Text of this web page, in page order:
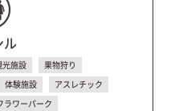
ル
光施設
果物狩り
体験施設
アスレチック
ラワーパーク